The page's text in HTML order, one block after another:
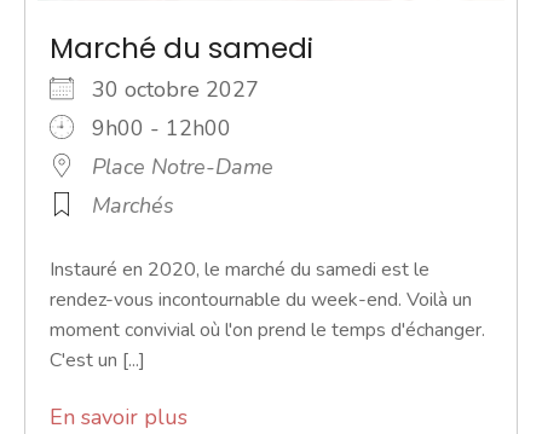
Marché du samedi
30 octobre 2027
9h00 - 12h00
Place Notre-Dame
Marchés
Instauré en 2020, le marché du samedi est le
rendez-vous incontournable du week-end. Voilà un
moment convivial où l'on prend le temps d'échanger.
C'est un [...]
En savoir plus